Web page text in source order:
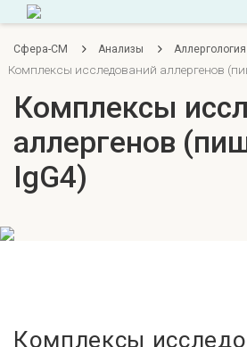
Сфера-СМ Анализы Аллергология
Комплексы исследований аллергенов
Комплексы
аллергенов
IgG4)
Комплексы